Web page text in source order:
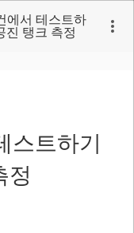
에서 테스트하
진 탱크 측정
트하기
정